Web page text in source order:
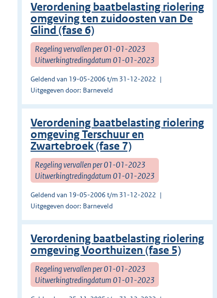
Verordening baatbelasting riolering
omgeving ten zuidoosten van De
Glind (fase 6)
Regeling vervallen per 01-01-2023
Uitwerkingtredingdatum 01-01-2023
Geldend van 19-05-2006 t/m 31-12-2022
Uitgegeven door: Barneveld
Verordening baatbelasting riolering
omgeving Terschuur en
Zwartebroek (fase 7)
Regeling vervallen per 01-01-2023
Uitwerkingtredingdatum 01-01-2023
Geldend van 19-05-2006 t/m 31-12-2022
Uitgegeven door: Barneveld
Verordening baatbelasting riolering
omgeving Voorthuizen (fase 5)
Regeling vervallen per 01-01-2023
Uitwerkingtredingdatum 01-01-2023